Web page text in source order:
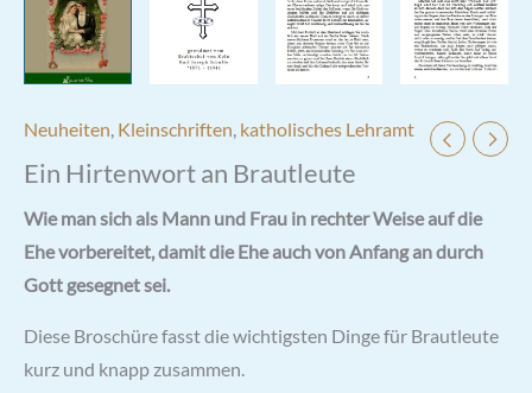
Neuheiten, Kleinschriften, katholisches Lehramt
Ein Hirtenwort an Brautleute
Wie man sich als Mann und Frau in rechter Weise auf die
Ehe vorbereitet, damit die Ehe auch von Anfang an durch
Gott gesegnet sei.
Diese Broschüre fasst die wichtigsten Dinge für Brautleute
kurz und knapp zusammen.